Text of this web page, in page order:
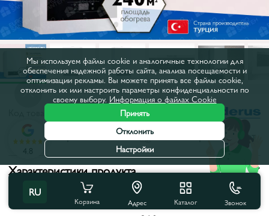
Все характеристики
С этим товаром покупают
Характеристики продукта
Тип:
Конвекционные
RU
Корзина Адрес Каталог Звонок
4.8
Мы используем файлы cookie и аналогичные технологии для
обеспечения надежной работы сайта, анализа посещаемости и
оптимизации рекламы. Вы можете принять все файлы cookie,
отклонить их или настроить параметры конфиденциальности по
своему выбору. Информация о файлах Cookie
Принять
Отклонить
Настройки